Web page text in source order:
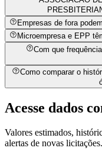
Empresas de fora
Microempresa e EPP
Com que
Como comparar o
Acesse dados
Valores estimados,
alertas de novas licitações.